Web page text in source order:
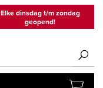
Elke dinsdag t/m zondag
geopend!